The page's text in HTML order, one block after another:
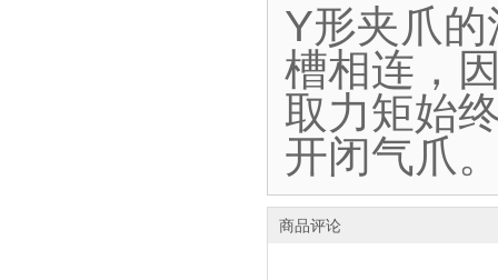
Y形夹爪
槽相连，
取力矩始
开闭气爪
商品评论